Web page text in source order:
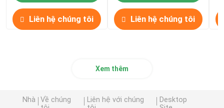
Liên hệ chúng tôi Liên hệ chúng tôi
Xem thêm
Nhà
Về chúng
Liên hệ với chúng
Desktop